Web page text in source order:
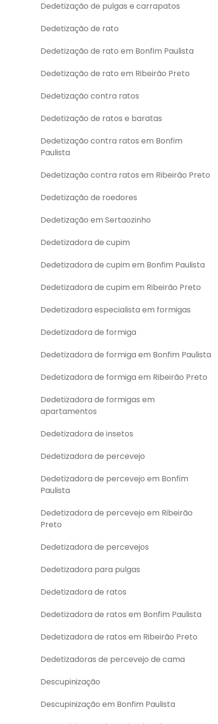
Dedetização de pulgas e carrapatos
Dedetização de rato
Dedetização de rato em Bonfim Paulista
Dedetização de rato em Ribeirão Preto
Dedetização contra ratos
Dedetização de ratos e baratas
Dedetização contra ratos em Bonfim
Paulista
Dedetização contra ratos em Ribeirão Preto
Dedetização de roedores
Dedetização em Sertaozinho
Dedetizadora de cupim
Dedetizadora de cupim em Bonfim Paulista
Dedetizadora de cupim em Ribeirão Preto
Dedetizadora especialista em formigas
Dedetizadora de formiga
Dedetizadora de formiga em Bonfim Paulista
Dedetizadora de formiga em Ribeirão Preto
Dedetizadora de formigas em
apartamentos
Dedetizadora de insetos
Dedetizadora de percevejo
Dedetizadora de percevejo em Bonfim
Paulista
Dedetizadora de percevejo em Ribeirão
Preto
Dedetizadora de percevejos
Dedetizadora para pulgas
Dedetizadora de ratos
Dedetizadora de ratos em Bonfim Paulista
Dedetizadora de ratos em Ribeirão Preto
Dedetizadoras de percevejo de cama
Descupinização
Descupinização em Bonfim Paulista